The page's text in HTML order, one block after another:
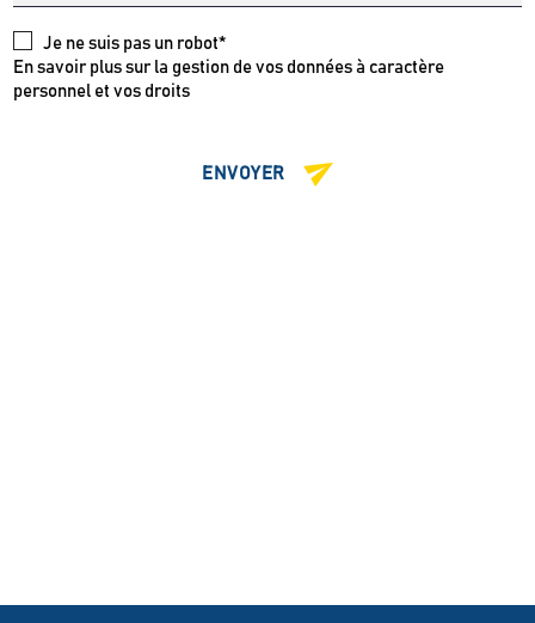
Je ne suis pas un robot*
En savoir plus sur la gestion de vos données à caractère
personnel et vos droits
ENVOYER